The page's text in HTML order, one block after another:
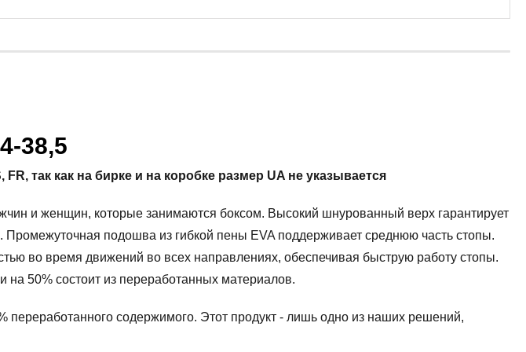
38,5
так как на бирке и на коробке размер UA не указывается
и женщин, которые занимаются боксом. Высокий шнурованный верх гарантирует
подошва из гибкой пены EVA поддерживает среднюю часть стопы.
во время движений во всех направлениях, обеспечивая быструю работу стопы.
50% состоит из переработанных материалов.
содержимого. Этот продукт - лишь одно из наших решений,